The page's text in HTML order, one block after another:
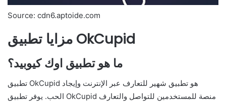
Source: cdn6.aptoide.com
مزايا تطبيق OkCupid
ما هو تطبيق اوك كيوبيد؟
تطبيق OkCupid هو تطبيق شهير للتعارف عبر الإنترنت وإيجاد
الحب. يوفر تطبيق OkCupid منصة للمستخدمين للتواصل والتعارف